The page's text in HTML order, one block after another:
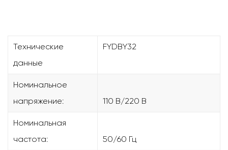
Технические
данные
FYDBY32
Номинальное
напряжение:
110 В/220 В
Номинальная
частота:
50/60 Гц